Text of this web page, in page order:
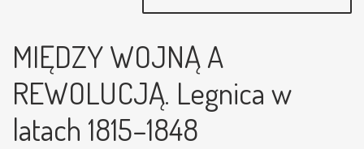
MIĘDZY WOJNĄ A
REWOLUCJĄ. Legnica w
latach 1815–1848